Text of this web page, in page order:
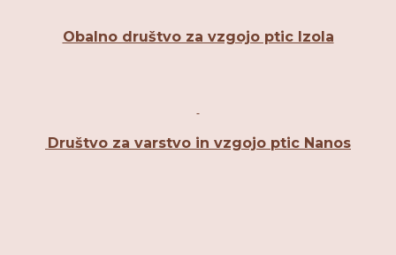
Obalno društvo za vzgojo ptic Izola
Društvo za varstvo in vzgojo ptic Nanos